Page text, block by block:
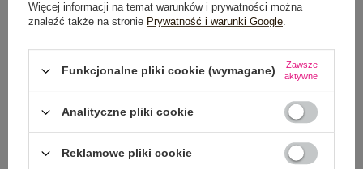
OPINIE O PRODUKCIE (1)
OSTATNIO OGLĄDANE
Więcej informacji na temat warunków i prywatności można
znaleźć także na stronie Prywatność i warunki Google.
Funkcjonalne pliki cookie (wymagane)
Zawsze
aktywne
Analityczne pliki cookie
Reklamowe pliki cookie